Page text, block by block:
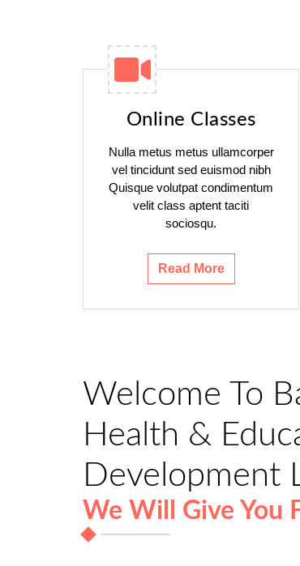
Online Classes
Nulla metus metus ullamcorper
vel tincidunt sed euismod nibh
Quisque volutpat condimentum
velit class aptent taciti
sociosqu.
Read More
Welcome To
Health &
Development
We Will Give You